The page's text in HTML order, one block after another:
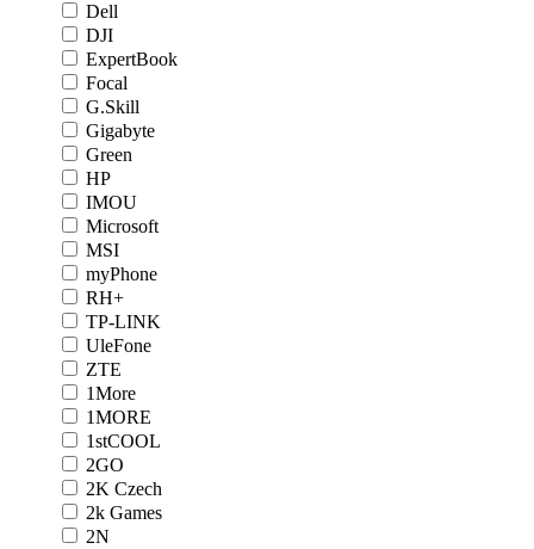
Dell
DJI
ExpertBook
Focal
G.Skill
Gigabyte
Green
HP
IMOU
Microsoft
MSI
myPhone
RH+
TP-LINK
UleFone
ZTE
1More
1MORE
1stCOOL
2GO
2K Czech
2k Games
2N